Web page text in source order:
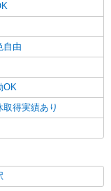
自由
OK
取得実績あり